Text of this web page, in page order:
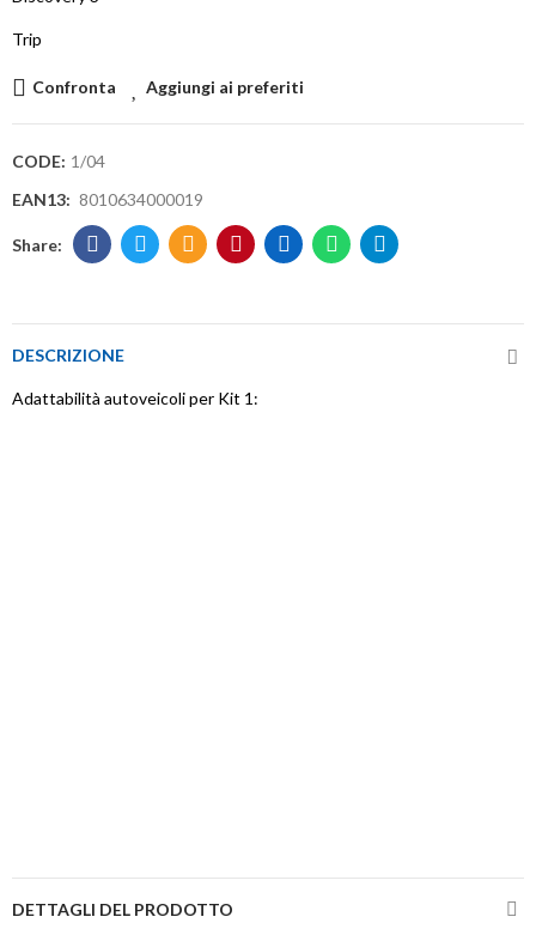
Trip
Confronta Aggiungi ai preferiti
CODE: 1/04
EAN13: 8010634000019
DESCRIZIONE
Adattabilità autoveicoli per Kit 1:
DETTAGLI DEL PRODOTTO